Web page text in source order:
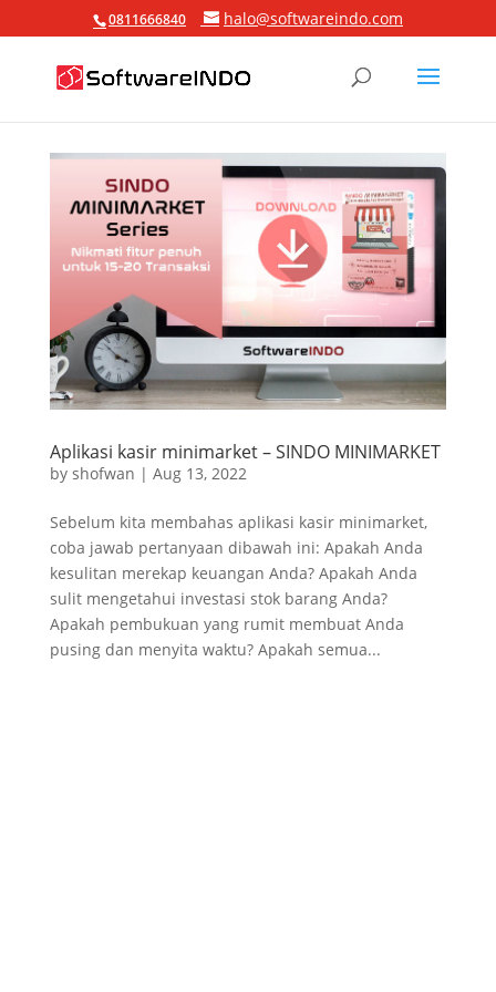
0811666840 halo@softwareindo.com
Aplikasi kasir minimarket – SINDO MINIMARKET
by shofwan | Aug 13, 2022
Sebelum kita membahas aplikasi kasir minimarket,
coba jawab pertanyaan dibawah ini: Apakah Anda
kesulitan merekap keuangan Anda? Apakah Anda
sulit mengetahui investasi stok barang Anda?
Apakah pembukuan yang rumit membuat Anda
pusing dan menyita waktu? Apakah semua...